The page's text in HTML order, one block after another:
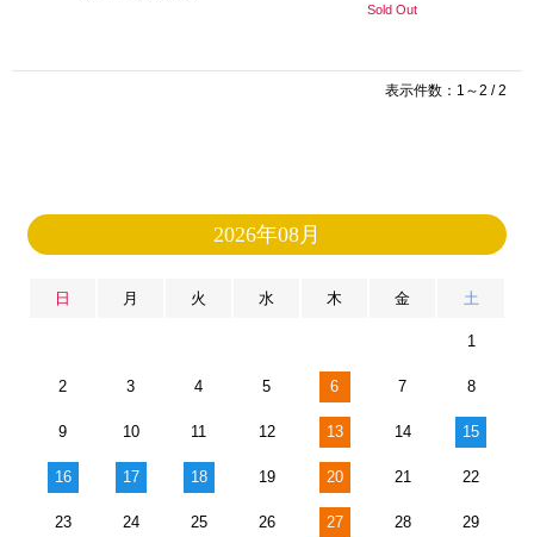
Sold Out
表示件数：1～2 / 2
2026年08月
日 月 火 水 木 金 土
1
2 3 4 5 6 7 8
9 10 11 12 13 14 15
16 17 18 19 20 21 22
23 24 25 26 27 28 29